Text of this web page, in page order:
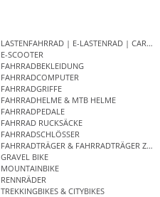
LASTENFAHRRAD | E-LASTENRAD |
E-SCOOTER
FAHRRADBEKLEIDUNG
FAHRRADCOMPUTER
FAHRRADGRIFFE
FAHRRADHELME & MTB HELME
FAHRRADPEDALE
FAHRRAD RUCKSÄCKE
FAHRRADSCHLÖSSER
FAHRRADTRÄGER & FAHRRADTRÄGER
GRAVEL BIKE
MOUNTAINBIKE
RENNRÄDER
TREKKINGBIKES & CITYBIKES